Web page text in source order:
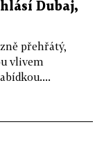
Dubaj,
přehřátý,
vlivem